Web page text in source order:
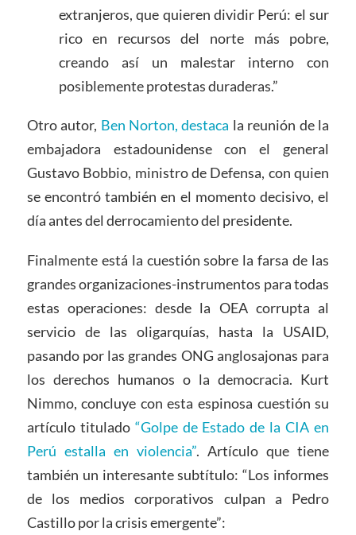
extranjeros, que quieren dividir Perú: el sur
rico en recursos del norte más pobre,
creando así un malestar interno con
posiblemente protestas duraderas.”
Otro autor, Ben Norton, destaca la reunión de la
embajadora estadounidense con el general
Gustavo Bobbio, ministro de Defensa, con quien
se encontró también en el momento decisivo, el
día antes del derrocamiento del presidente.
Finalmente está la cuestión sobre la farsa de las
grandes organizaciones-instrumentos para todas
estas operaciones: desde la OEA corrupta al
servicio de las oligarquías, hasta la USAID,
pasando por las grandes ONG anglosajonas para
los derechos humanos o la democracia. Kurt
Nimmo, concluye con esta espinosa cuestión su
artículo titulado “Golpe de Estado de la CIA en
Perú estalla en violencia”. Artículo que tiene
también un interesante subtítulo: “Los informes
de los medios corporativos culpan a Pedro
Castillo por la crisis emergente”: